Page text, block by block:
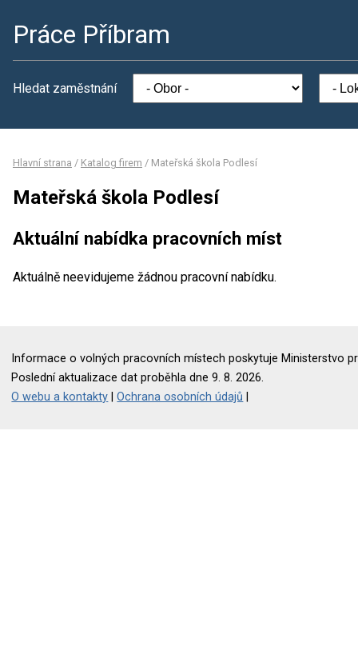
Práce Příbram
Hledat zaměstnání
Hlavní strana / Katalog firem / Mateřská škola Podlesí
Mateřská škola Podlesí
Aktuální nabídka pracovních míst
Aktuálně neevidujeme žádnou pracovní nabídku.
Informace o volných pracovních místech poskytuje Ministerstvo
Poslední aktualizace dat proběhla dne 9. 8. 2026.
O webu a kontakty |Ochrana osobních údajů